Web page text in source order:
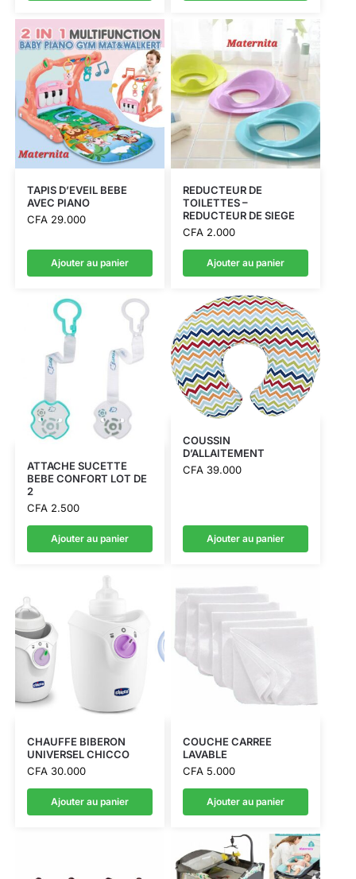
TAPIS D’EVEIL BEBE
AVEC PIANO
CFA29.000
Ajouter au panier
REDUCTEUR DE
TOILETTES –
REDUCTEUR DE SIEGE
CFA2.000
Ajouter au panier
ATTACHE SUCETTE
BEBE CONFORT LOT DE
2
CFA2.500
Ajouter au panier
COUSSIN
D’ALLAITEMENT
CFA39.000
Ajouter au panier
CHAUFFE BIBERON
UNIVERSEL CHICCO
CFA30.000
Ajouter au panier
COUCHE CARREE
LAVABLE
CFA5.000
Ajouter au panier